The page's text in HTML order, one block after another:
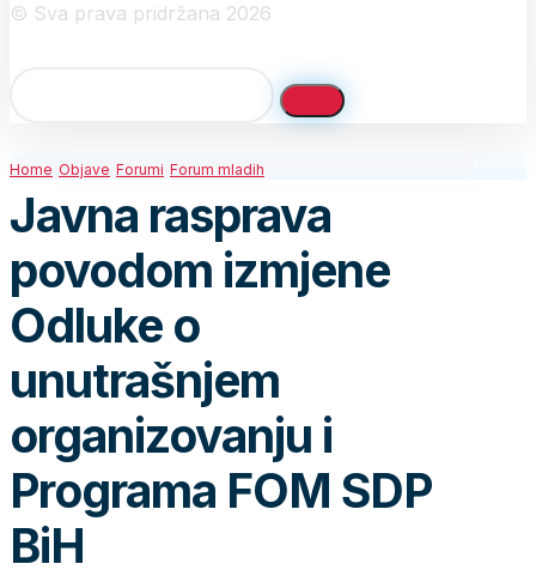
© Sva prava pridržana 2026
Home Objave Forumi Forum mladih
Javna rasprava
povodom izmjene
Odluke o
unutrašnjem
organizovanju i
Programa FOM SDP
BiH